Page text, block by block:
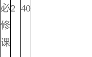
必
修
课
2 40